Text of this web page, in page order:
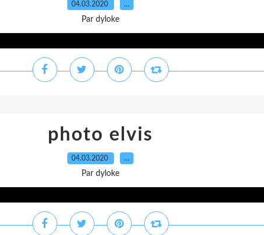
04.03.2020 …
Par dyloke
photo elvis
04.03.2020 …
Par dyloke